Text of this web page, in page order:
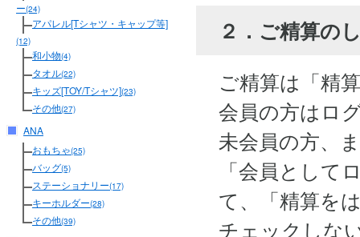
ー(24)
アパレル[Tシャツ・キャップ等]
(12)
和小物(4)
タオル(22)
キッズ[TOY/Tシャツ](23)
その他(27)
ANA
おもちゃ(25)
バッグ(5)
ステーショナリー(17)
キーホルダー(28)
その他(39)
２．ご精算の
ご精算は「精
会員の方はロ
未会員の方、
「会員として
て、「精算を
チェックしな